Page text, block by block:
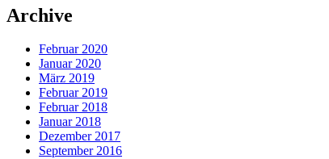
Archive
Februar 2020
Januar 2020
März 2019
Februar 2019
Februar 2018
Januar 2018
Dezember 2017
September 2016